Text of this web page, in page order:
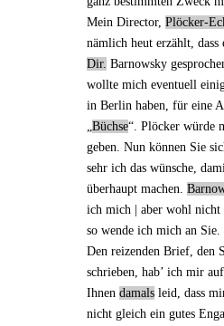
Mein Director,Plöcker-
nämlich heut erzählt,
Dir. Barnowsky
wollte mich eventuell
in Berlin haben, für eine
„Büchse“ . Plöcker würde
geben. Nun können Sie
sehr ich das wünsche,
überhaupt machen .
ich mich | aber wohl nicht
so wende ich mich an Sie.
Den reizendenBrief , den
schrieben, hab’ ich mir
Ihnendamals leid, dass
nicht gleich ein gutes